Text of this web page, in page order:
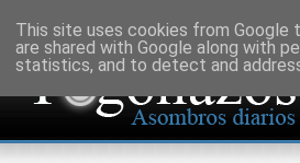
This site uses cookies from Google
are shared with Google along with
statistics, and to detect and